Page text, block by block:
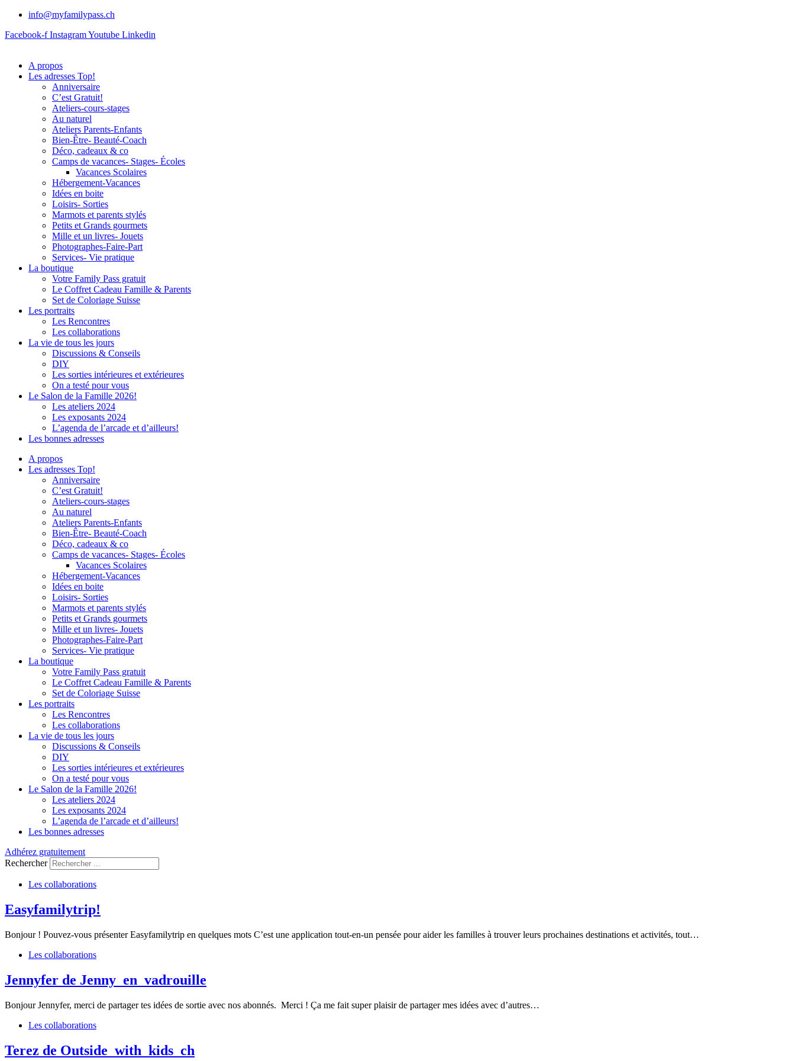
info@myfamilypass.ch
Facebook-f InstagramYoutube Linkedin
A propos
Les adresses Top!
Anniversaire
C’est Gratuit!
Ateliers-cours-stages
Au naturel
Ateliers Parents-Enfants
Bien-Être- Beauté-Coach
Déco, cadeaux & co
Camps de vacances- Stages- Écoles
Vacances Scolaires
Hébergement-Vacances
Idées en boite
Loisirs- Sorties
Marmots et parents stylés
Petits et Grands gourmets
Mille et un livres- Jouets
Photographes-Faire-Part
Services- Vie pratique
La boutique
Votre Family Pass gratuit
Le Coffret Cadeau Famille & Parents
Set de Coloriage Suisse
Les portraits
Les Rencontres
Les collaborations
La vie de tous les jours
Discussions & Conseils
DIY
Les sorties intérieures et extérieures
On a testé pour vous
Le Salon de la Famille 2026!
Les ateliers 2024
Les exposants 2024
L’agenda de l’arcade et d’ailleurs!
Les bonnes adresses
A propos
Les adresses Top!
Anniversaire
C’est Gratuit!
Ateliers-cours-stages
Au naturel
Ateliers Parents-Enfants
Bien-Être- Beauté-Coach
Déco, cadeaux & co
Camps de vacances- Stages- Écoles
Vacances Scolaires
Hébergement-Vacances
Idées en boite
Loisirs- Sorties
Marmots et parents stylés
Petits et Grands gourmets
Mille et un livres- Jouets
Photographes-Faire-Part
Services- Vie pratique
La boutique
Votre Family Pass gratuit
Le Coffret Cadeau Famille & Parents
Set de Coloriage Suisse
Les portraits
Les Rencontres
Les collaborations
La vie de tous les jours
Discussions & Conseils
DIY
Les sorties intérieures et extérieures
On a testé pour vous
Le Salon de la Famille 2026!
Les ateliers 2024
Les exposants 2024
L’agenda de l’arcade et d’ailleurs!
Les bonnes adresses
Adhérez gratuitement
Rechercher
Les collaborations
Easyfamilytrip!
Bonjour ! Pouvez-vous présenter Easyfamilytrip en quelques mots C’est une application tout-en-un pensée pour aider les familles à trouver leurs prochaines destinations et activités, tout…
Les collaborations
Jennyfer de Jenny_en_vadrouille
Bonjour Jennyfer, merci de partager tes idées de sortie avec nos abonnés. Merci ! Ça me fait super plaisir de partager mes idées avec d’autres…
Les collaborations
Terez de Outside_with_kids_ch